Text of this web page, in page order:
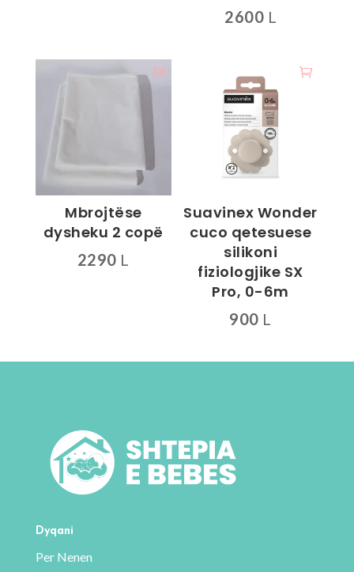
tanishëm
11690 L.
2600 L
Mbrojtëse
dysheku 2 copë
2290 L
Suavinex Wonder
cuco qetesuese
silikoni
fiziologjike SX
Pro, 0-6m
900 L
Dyqani
Per Nenen